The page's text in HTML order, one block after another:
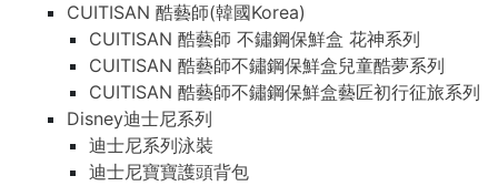
CUITISAN 酷藝師(韓國Korea)
CUITISAN 酷藝師 不鏽鋼保鮮盒 花神系列
CUITISAN 酷藝師不鏽鋼保鮮盒兒童酷夢系列
CUITISAN 酷藝師不鏽鋼保鮮盒藝匠初行征旅系列
Disney迪士尼系列
迪士尼系列泳裝
迪士尼寶寶護頭背包